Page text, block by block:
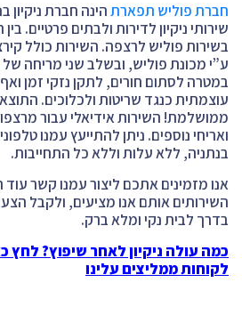
חברת פוליש תפארתהינה חברת ניקיון
שירותי ניקיון לדירות ולבתים
בשירות פוליש לרצפה. השירות כולל
ע”י מכונת פוליש, ובשלב שני מריחה של
במטרה לסתום חורים, לתקן נזקי זמן
עוצמתית כנגד שריטות ולכלוכים.
ממושלמת! השירות אידיאלי עבור
ואריחי נוספים. ניתן להתייעץ עמנו
בנתניה, ללא עלות וללא כל התחייבות.
אנו מזמינים אתכם ליצור עמנו קשר
השירותים אותם אנו מציעים, ולקבל
בדרך לבית נקי ומלא ברק.
כמה עולה ניקיון לאחר שיפוץ? לחץ
לקוחות ממליצים עלינו